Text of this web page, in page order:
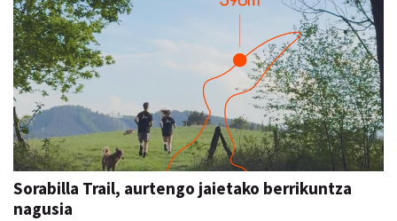
Sorabilla Trail, aurtengo jaietako berrikuntza
nagusia